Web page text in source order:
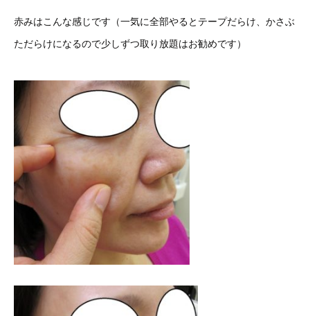
赤みはこんな感じです（一気に全部やるとテープだらけ、かさぶ
ただらけになるので少しずつ取り放題はお勧めです）